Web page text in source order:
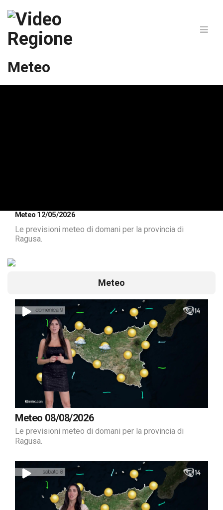
Meteo
Meteo 12/05/2026
Le previsioni meteo di domani per la provincia di
Ragusa.
Meteo
Meteo 08/08/2026
Le previsioni meteo di domani per la provincia di
Ragusa.